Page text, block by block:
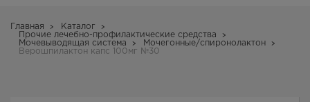
Главная
Каталог
Прочие лечебно-профилактические средства
Мочевыводящая система
Мочегонные/спиронолактон
Верошпилактон капс 100мг №30